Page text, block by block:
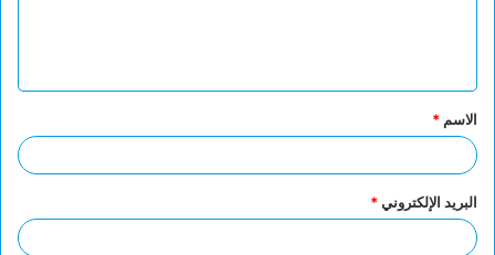
ق
*
الاسم *
البريد الإلكتروني*